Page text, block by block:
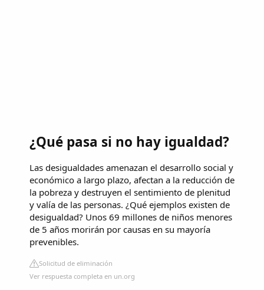
¿Qué pasa si no hay igualdad?
Las desigualdades amenazan el desarrollo social y
económico a largo plazo, afectan a la reducción de
la pobreza y destruyen el sentimiento de plenitud
y valía de las personas. ¿Qué ejemplos existen de
desigualdad? Unos 69 millones de niños menores
de 5 años morirán por causas en su mayoría
prevenibles.
Solicitud de eliminación
Ver respuesta completa en un.org